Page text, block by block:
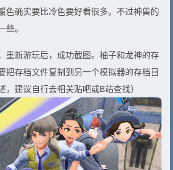
色确实要比冷色要好看很多。不过神兽的
。
重新游玩后，成功截图。柚子和龙神的存
把存档文件复制到另一个模拟器的存档目
，建议自行去相关贴吧或B站查找）